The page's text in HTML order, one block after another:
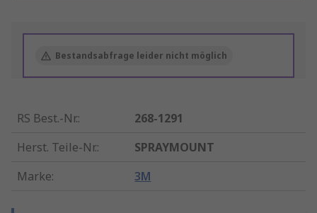
Bestandsabfrage leider nicht möglich
RS Best.-Nr.:
268-1291
Herst. Teile-Nr.:
SPRAYMOUNT
Marke: 3M